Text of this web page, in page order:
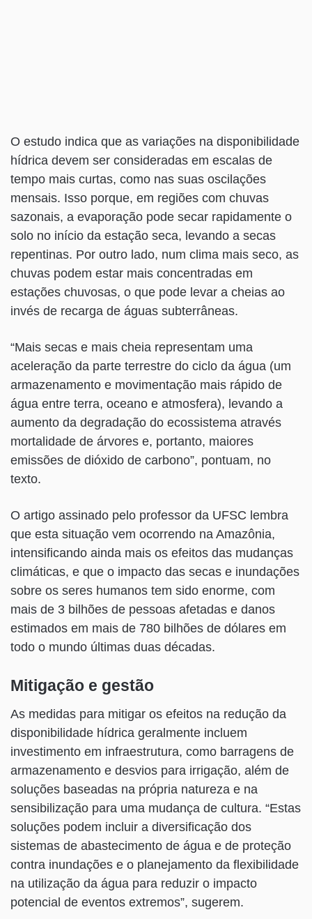
O estudo indica que as variações na disponibilidade
hídrica devem ser consideradas em escalas de
tempo mais curtas, como nas suas oscilações
mensais. Isso porque, em regiões com chuvas
sazonais, a evaporação pode secar rapidamente o
solo no início da estação seca, levando a secas
repentinas. Por outro lado, num clima mais seco, as
chuvas podem estar mais concentradas em
estações chuvosas, o que pode levar a cheias ao
invés de recarga de águas subterrâneas.
“Mais secas e mais cheia representam uma
aceleração da parte terrestre do ciclo da água (um
armazenamento e movimentação mais rápido de
água entre terra, oceano e atmosfera), levando a
aumento da degradação do ecossistema através
mortalidade de árvores e, portanto, maiores
emissões de dióxido de carbono”, pontuam, no
texto.
O artigo assinado pelo professor da UFSC lembra
que esta situação vem ocorrendo na Amazônia,
intensificando ainda mais os efeitos das mudanças
climáticas, e que o impacto das secas e inundações
sobre os seres humanos tem sido enorme, com
mais de 3 bilhões de pessoas afetadas e danos
estimados em mais de 780 bilhões de dólares em
todo o mundo últimas duas décadas.
Mitigação e gestão
As medidas para mitigar os efeitos na redução da
disponibilidade hídrica geralmente incluem
investimento em infraestrutura, como barragens de
armazenamento e desvios para irrigação, além de
soluções baseadas na própria natureza e na
sensibilização para uma mudança de cultura. “Estas
soluções podem incluir a diversificação dos
sistemas de abastecimento de água e de proteção
contra inundações e o planejamento da flexibilidade
na utilização da água para reduzir o impacto
potencial de eventos extremos”, sugerem.